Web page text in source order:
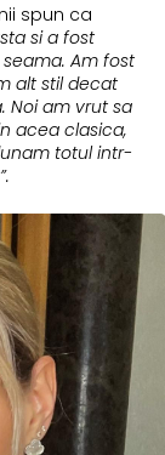
spun ca
si a fost
Am fost
alt stil decat
Noi am vrut sa
acea clasica,
totul intr-